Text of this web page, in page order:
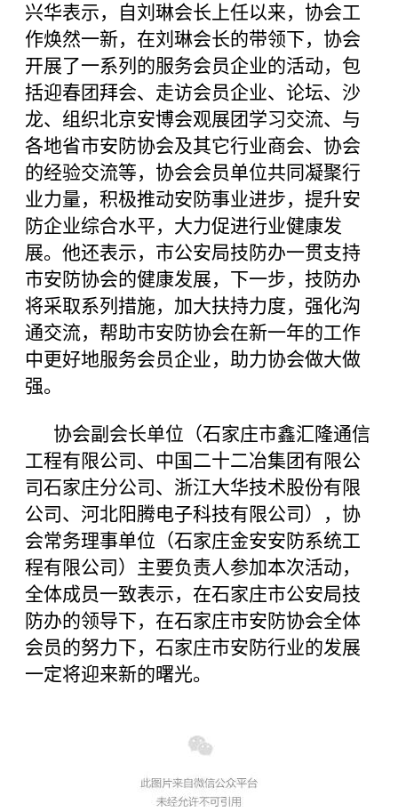
兴华表示，自刘琳会长上任以来，协会工
作焕然一新，在刘琳会长的带领下，协会
开展了一系列的服务会员企业的活动，包
括迎春团拜会、走访会员企业、论坛、沙
龙、组织北京安博会观展团学习交流、与
各地省市安防协会及其它行业商会、协会
的经验交流等，协会会员单位共同凝聚行
业力量，积极推动安防事业进步，提升安
防企业综合水平，大力促进行业健康发
展。他还表示，市公安局技防办一贯支持
市安防协会的健康发展，下一步，技防办
将采取系列措施，加大扶持力度，强化沟
通交流，帮助市安防协会在新一年的工作
中更好地服务会员企业，助力协会做大做
强。
协会副会长单位（石家庄市鑫汇隆通信
工程有限公司、中国二十二冶集团有限公
司石家庄分公司、浙江大华技术股份有限
公司、河北阳腾电子科技有限公司），协
会常务理事单位（石家庄金安安防系统工
程有限公司）主要负责人参加本次活动，
全体成员一致表示，在石家庄市公安局技
防办的领导下，在石家庄市安防协会全体
会员的努力下，石家庄市安防行业的发展
一定将迎来新的曙光。